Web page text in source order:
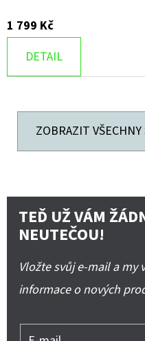
1 799 Kč
DETAIL
ZOBRAZIT
TEĎ UŽ VÁM
NEUTEČOU!
Vložte svůj e-mail a my
informace o nových